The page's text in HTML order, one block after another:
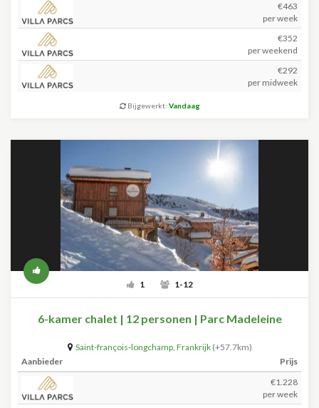
€463
per week
€352
per weekend
€292
per midweek
Bijgewerkt: Vandaag
1 1-12
6-kamer chalet | 12 personen | Parc Madeleine
Saint-françois-longchamp, Frankrijk (+57.7km)
Aanbieder
Prijs
€1.228
per week